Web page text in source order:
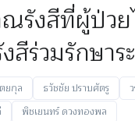
รังสีที่ผู้ป่วย
สีร่วมรักษา
ยกุล ธวัชชัย ปราบศัตรู
พิชเยนทร์ ดวงทองพล